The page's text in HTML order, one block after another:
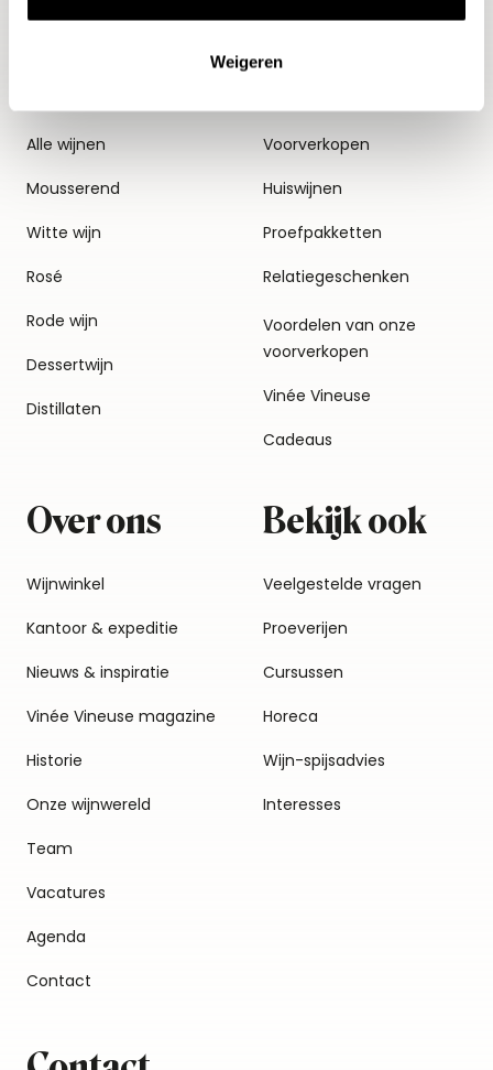
Weigeren
Alle wijnen
Mousserend
Witte wijn
Rosé
Rode wijn
Dessertwijn
Distillaten
Thema's
Voorverkopen
Huiswijnen
Proefpakketten
Relatiegeschenken
Voordelen van onze
voorverkopen
Vinée Vineuse
Cadeaus
Over ons
Wijnwinkel
Kantoor & expeditie
Nieuws & inspiratie
Vinée Vineuse magazine
Historie
Onze wijnwereld
Team
Vacatures
Agenda
Contact
Bekijk ook
Veelgestelde vragen
Proeverijen
Cursussen
Horeca
Wijn-spijsadvies
Interesses